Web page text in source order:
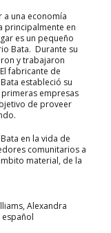
a una economía
principalmente en
es un pequeño
Bata. Durante su
y trabajaron
fabricante de
estableció su
empresas
de proveer
en la vida de
comunitarios a
material, de la
Alexandra